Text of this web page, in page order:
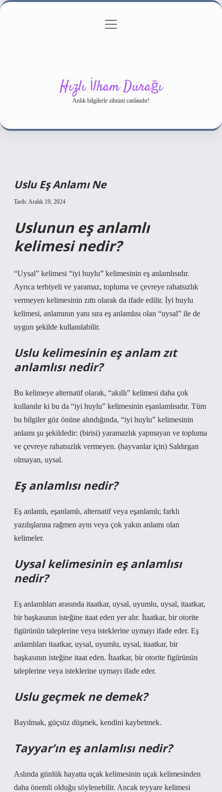
Gizlilik Politikası
menüyü
Hızlı İlham Durağı
Anlık bilgilerle zihnini canlandır!
Uslu Eş Anlamı Ne
Tarih: Aralık 19, 2024
Uslunun eş anlamlı
kelimesi nedir?
“Uysal” kelimesi “iyi huylu” kelimesinin eş anlamlısıdır.
Ayrıca terbiyeli ve yaramaz, topluma ve çevreye rahatsızlık
vermeyen kelimesinin zıttı olarak da ifade edilir. İyi huylu
kelimesi, anlamının yanı sıra eş anlamlısı olan “uysal” ile de
uygun şekilde kullanılabilir.
Uslu kelimesinin eş anlam zıt
anlamlısı nedir?
Bu kelimeye alternatif olarak, “akıllı” kelimesi daha çok
kullanılır ki bu da “iyi huylu” kelimesinin eşanlamlısıdır. Tüm
bu bilgiler göz önüne alındığında, “iyi huylu” kelimesinin
anlamı şu şekildedir: (birisi) yaramazlık yapmayan ve topluma
ve çevreye rahatsızlık vermeyen. (hayvanlar için) Saldırgan
olmayan, uysal.
Eş anlamlısı nedir?
Eş anlamlı, eşanlamlı, alternatif veya eşanlamlı; farklı
yazılışlarına rağmen aynı veya çok yakın anlamı olan
kelimeler.
Uysal kelimesinin eş anlamlısı
nedir?
Eş anlamlıları arasında itaatkar, uysal, uyumlu, uysal, itaatkar,
bir başkasının isteğine itaat eden yer alır. İtaatkar, bir otorite
figürünün taleplerine veya isteklerine uymayı ifade eder. Eş
anlamlıları itaatkar, uysal, uyumlu, uysal, itaatkar, bir
başkasının isteğine itaat eden. İtaatkar, bir otorite figürünün
taleplerine veya isteklerine uymayı ifade eder.
Uslu geçmek ne demek?
Bayılmak, güçsüz düşmek, kendini kaybetmek.
Tayyar’ın eş anlamlısı nedir?
Aslında günlük hayatta uçak kelimesinin uçak kelimesinden
daha önemli olduğu söylenebilir. Ancak teyyare kelimesi